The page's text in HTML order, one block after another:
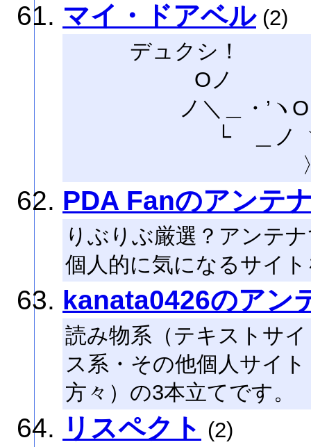
マイ・ドアベル(2)
デュクシ！
Oノ
ノ＼＿・’ヽO．
└ ＿ノ
PDA Fanのアンテ
りぶりぶ厳選？アンテ
個人的に気になるサイ
kanata0426のアン
読み物系（テキストサ
ス系・その他個人サイ
方々）の3本立てです。
リスペクト (2)